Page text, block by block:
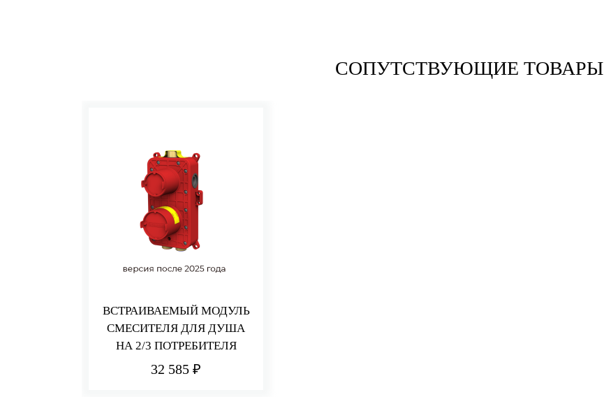
СОПУТСТВУЮЩИЕ ТОВАРЫ
ВСТРАИВАЕМЫЙ МОДУЛЬ
СМЕСИТЕЛЯ ДЛЯ ДУША
НА 2/3 ПОТРЕБИТЕЛЯ
32 585 ₽